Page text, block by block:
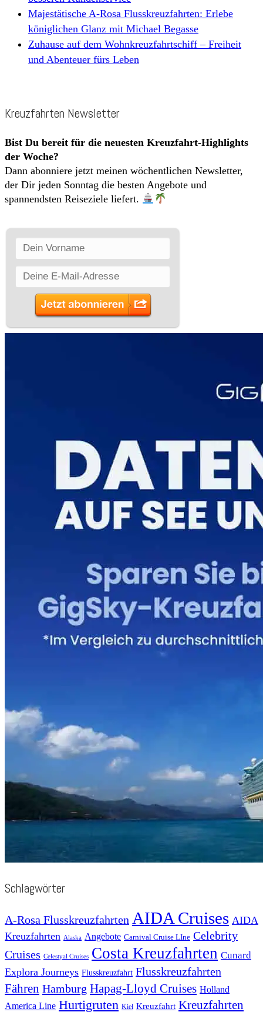
Majestätische A-Rosa Flusskreuzfahrten: Erlebe
königlichen Glanz mit Michael Begasse
Zuhause auf dem Wohnkreuzfahrtschiff – Freiheit
und Abenteuer fürs Leben
Kreuzfahrten Newsletter
Bist Du bereit für die neuesten Kreuzfahrt-Highlights
der Woche?
Dann abonniere jetzt meinen wöchentlichen Newsletter,
der Dir jeden Sonntag die besten Angebote und
spannendsten Reiseziele liefert.
Schlagwörter
A-Rosa Flusskreuzfahrten AIDA Cruises AIDA
Kreuzfahrten
Alaska Angebote Carnival Cruise LIne Celebrity
Cruises Celestyal Cruises Costa Kreuzfahrten Cunard
Explora Journeys Flusskreuzfahrt Flusskreuzfahrten
Fähren Hamburg Hapag-Lloyd Cruises Holland
America Line Hurtigruten Kiel Kreuzfahrt Kreuzfahrten